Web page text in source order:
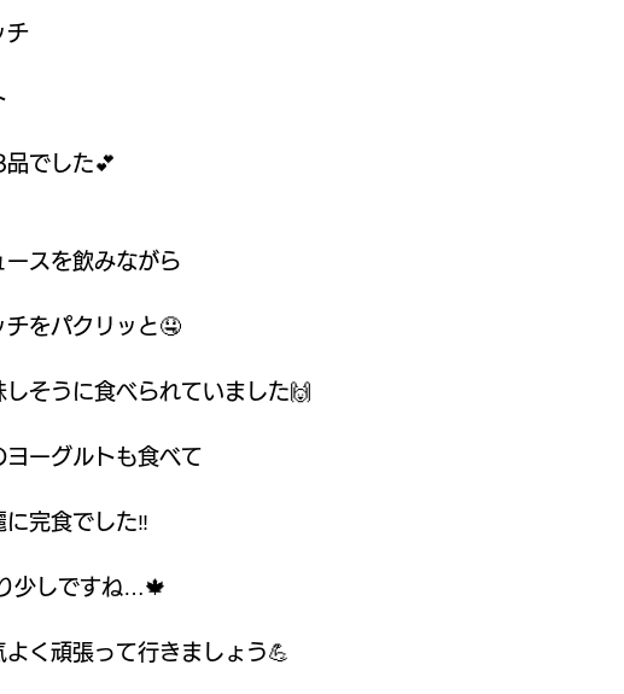
チ
でした💕
ースを飲みながら
チをパクリッと🤤
しそうに食べられていました🙌
ヨーグルトも食べて
に完食でした‼️
少しですね…🍁
よく頑張って行きましょう💪